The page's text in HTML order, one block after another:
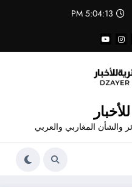
5:04:13 PM
والشأن المغاربي والعربي